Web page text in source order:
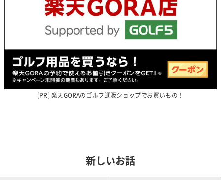
楽天GORAのゴルフ通販ショップでお買いもの！
新しいお話